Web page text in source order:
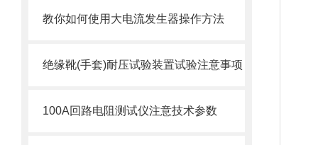
教你如何使用大电流发生器操作方法
绝缘靴(手套)耐压试验装置试验注意事项
100A回路电阻测试仪注意技术参数